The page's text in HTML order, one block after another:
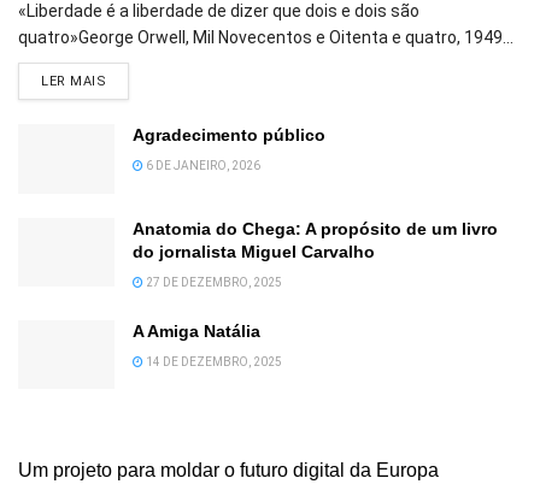
«Liberdade é a liberdade de dizer que dois e dois são
quatro»George Orwell, Mil Novecentos e Oitenta e quatro, 1949...
LER MAIS
Agradecimento público
6 DE JANEIRO, 2026
Anatomia do Chega: A propósito de um livro
do jornalista Miguel Carvalho
27 DE DEZEMBRO, 2025
A Amiga Natália
14 DE DEZEMBRO, 2025
Um projeto para moldar o futuro digital da Europa